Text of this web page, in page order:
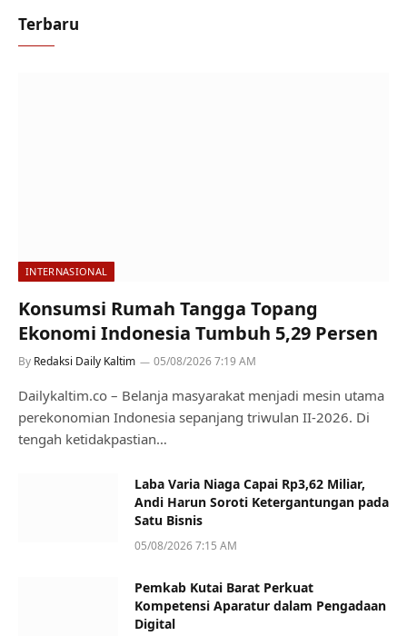
Terbaru
INTERNASIONAL
Konsumsi Rumah Tangga Topang
Ekonomi Indonesia Tumbuh 5,29 Persen
By Redaksi Daily Kaltim 05/08/2026 7:19 AM
Dailykaltim.co – Belanja masyarakat menjadi mesin utama
perekonomian Indonesia sepanjang triwulan II-2026. Di
tengah ketidakpastian…
Laba Varia Niaga Capai Rp3,62 Miliar,
Andi Harun Soroti Ketergantungan pada
Satu Bisnis
05/08/2026 7:15 AM
Pemkab Kutai Barat Perkuat
Kompetensi Aparatur dalam Pengadaan
Digital